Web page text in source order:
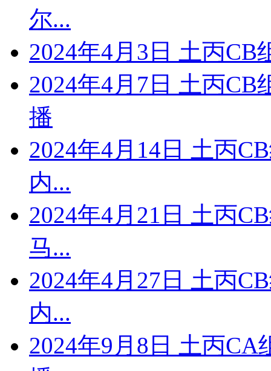
尔...
2024年4月3日 土丙CB
2024年4月7日 土丙CB
播
2024年4月14日 土丙
内...
2024年4月21日 土丙
马...
2024年4月27日 土丙
内...
2024年9月8日 土丙